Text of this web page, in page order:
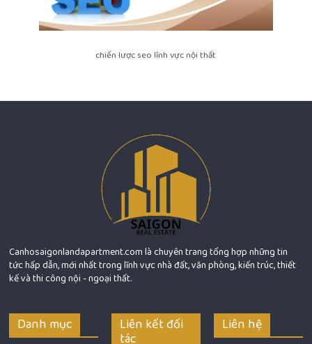
chiến lược seo lĩnh vực nội thất
Canhosaigonlandapartment.com là chuyên trang tổng hợp những tin
tức hấp dẫn, mới nhất trong lĩnh vực nhà đất, văn phòng, kiến trúc, thiết
kế và thi công nội - ngoại thất.
Danh mục Liên kết đối
tác
Liên hệ